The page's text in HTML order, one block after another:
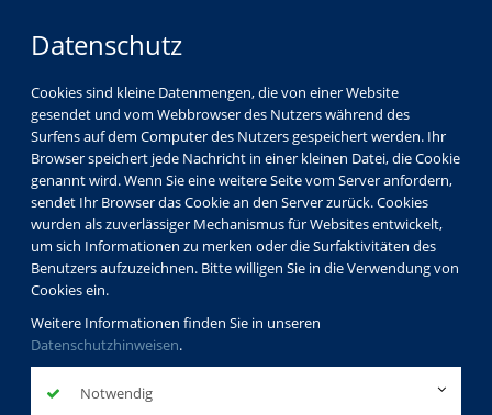
Datenschutz
Cookies sind kleine Datenmengen, die von einer Website
gesendet und vom Webbrowser des Nutzers während des
Surfens auf dem Computer des Nutzers gespeichert werden. Ihr
Browser speichert jede Nachricht in einer kleinen Datei, die Cookie
genannt wird. Wenn Sie eine weitere Seite vom Server anfordern,
sendet Ihr Browser das Cookie an den Server zurück. Cookies
wurden als zuverlässiger Mechanismus für Websites entwickelt,
um sich Informationen zu merken oder die Surfaktivitäten des
Benutzers aufzuzeichnen. Bitte willigen Sie in die Verwendung von
Cookies ein.
Weitere Informationen finden Sie in unseren
Datenschutzhinweisen.
Notwendig